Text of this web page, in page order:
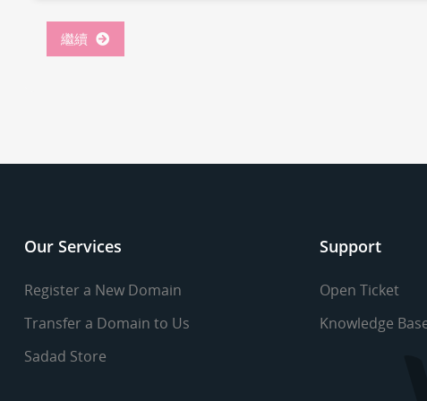
繼續
Our Services
Register a New Domain
Transfer a Domain to Us
Sadad Store
Support
Open Ticket
Knowledge